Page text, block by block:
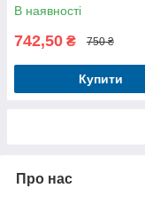
В наявності
742,50 ₴ 750 ₴
Купити
Про нас